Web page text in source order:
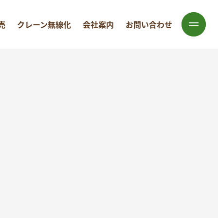
クレーン無線化 会社案内 お問い合わせ